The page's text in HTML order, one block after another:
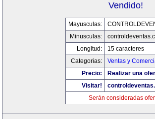
Vendido!
Mayusculas:
Minusculas:
Longitud:
15 caracteres
Categorias:
Ventas y
Precio:
Realizar una
Visitar!
Serán consideradas